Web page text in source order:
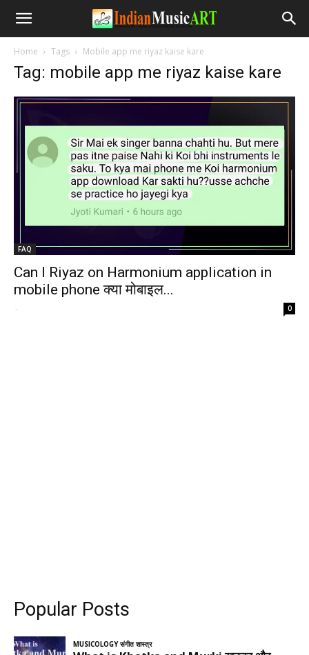
Home Tags Mobile app me riyaz kaise kare
Tag: mobile app me riyaz kaise kare
FAQ
Can I Riyaz on Harmonium application in
mobile phone क्या मोबाइल...
- 0
Popular Posts